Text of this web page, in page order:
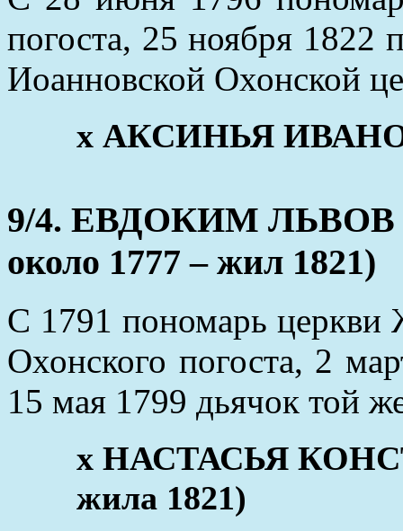
погоста, 25 ноября 1822
Иоанновской Охонской
х АКСИНЬЯ
9/4. ЕВДОКИМ ЛЬВОВ
около 1777 – жил 1821)
С 1791 пономарь церкви
Охонского погоста, 2
15 мая 1799 дьячок той
х НАСТАСЬЯ
жила 1821)